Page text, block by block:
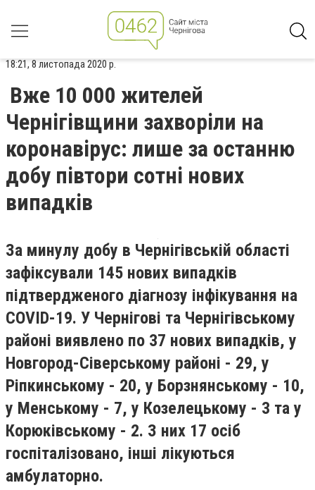
18:21, 8 листопада 2020 р.
Вже 10 000 жителей
Чернігівщини захворіли на
коронавірус: лише за останню
добу півтори сотні нових
випадків
За минулу добу в Чернігівській області
зафіксували 145 нових випадків
підтвердженого діагнозу інфікування на
COVID-19. У Чернігові та Чернігівському
районі виявлено по 37 нових випадків, у
Новгород-Сіверському районі - 29, у
Ріпкинському - 20, у Борзнянському - 10,
у Менському - 7, у Козелецькому - 3 та у
Корюківському - 2. З них 17 осіб
госпіталізовано, інші лікуються
амбулаторно.